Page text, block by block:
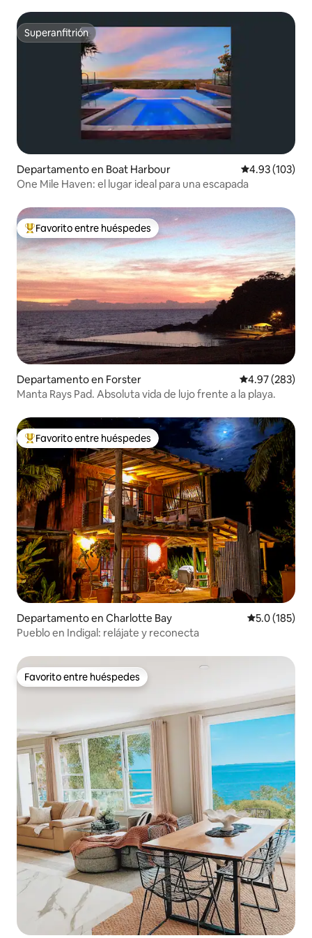
Superanfitrión
Superanfitrión
Departamento en Boat Harbour Calificación
4.93 (103)
One Mile Haven: el lugar ideal para una escapada
De los mejores en Favorito entre huéspedes
Favorito entre huéspedes
Departamento en Forster Calificación
4.97 (283)
Manta Rays Pad. Absoluta vida de lujo frente a la playa.
De los mejores en Favorito entre huéspedes
Favorito entre huéspedes
Departamento en Charlotte Bay Calificación
5.0 (185)
Pueblo en Indigal: relájate y reconecta
Favorito entre huéspedes
Favorito entre huéspedes